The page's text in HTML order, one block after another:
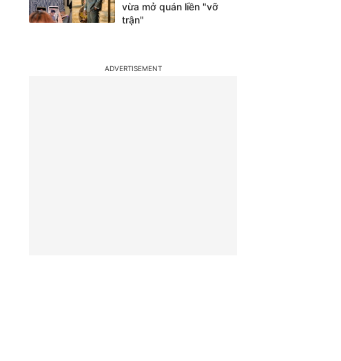
vừa mở quán liền "vỡ
trận"